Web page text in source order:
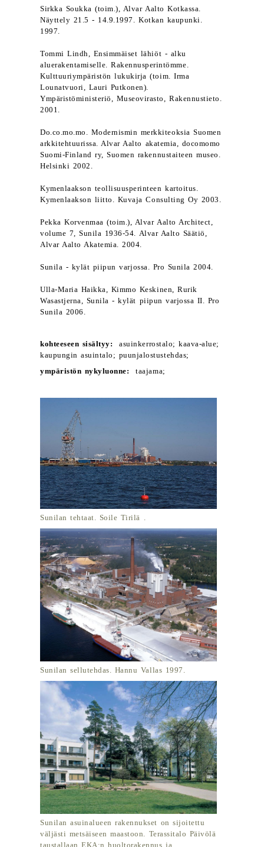
Sirkka Soukka (toim.), Alvar Aalto Kotkassa.
Näyttely 21.5 - 14.9.1997. Kotkan kaupunki.
1997.
Tommi Lindh, Ensimmäiset lähiöt - alku
aluerakentamiselle. Rakennusperintömme.
Kulttuuriympäristön lukukirja (toim. Irma
Lounatvuori, Lauri Putkonen).
Ympäristöministeriö, Museovirasto, Rakennustieto.
2001.
Do.co.mo.mo. Modernismin merkkiteoksia Suomen
arkkitehtuurissa. Alvar Aalto akatemia, docomomo
Suomi-Finland ry, Suomen rakennustaiteen museo.
Helsinki 2002.
Kymenlaakson teollisuusperinteen kartoitus.
Kymenlaakson liitto. Kuvaja Consulting Oy 2003.
Pekka Korvenmaa (toim.), Alvar Aalto Architect,
volume 7, Sunila 1936-54. Alvar Aalto Säätiö,
Alvar Aalto Akatemia. 2004.
Sunila - kylät piipun varjossa. Pro Sunila 2004.
Ulla-Maria Haikka, Kimmo Keskinen, Rurik
Wasastjerna, Sunila - kylät piipun varjossa II. Pro
Sunila 2006.
kohteeseen sisältyy: asuinkerrostalo; kaava-alue;
kaupungin asuintalo; puunjalostustehdas;
ympäristön nykyluonne: taajama;
Sunilan tehtaat. Soile Tirilä .
Sunilan sellutehdas. Hannu Vallas 1997.
Sunilan asuinalueen rakennukset on sijoitettu
väljästi metsäiseen maastoon. Terassitalo Päivölä
taustallaan EKA:n huoltorakennus ja